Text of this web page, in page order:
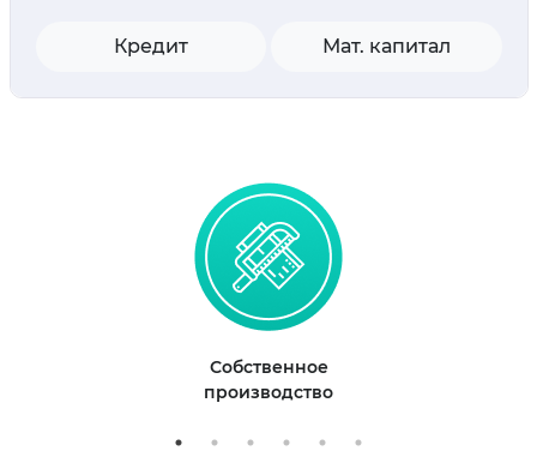
Кредит Мат. капитал
Собственное
производство